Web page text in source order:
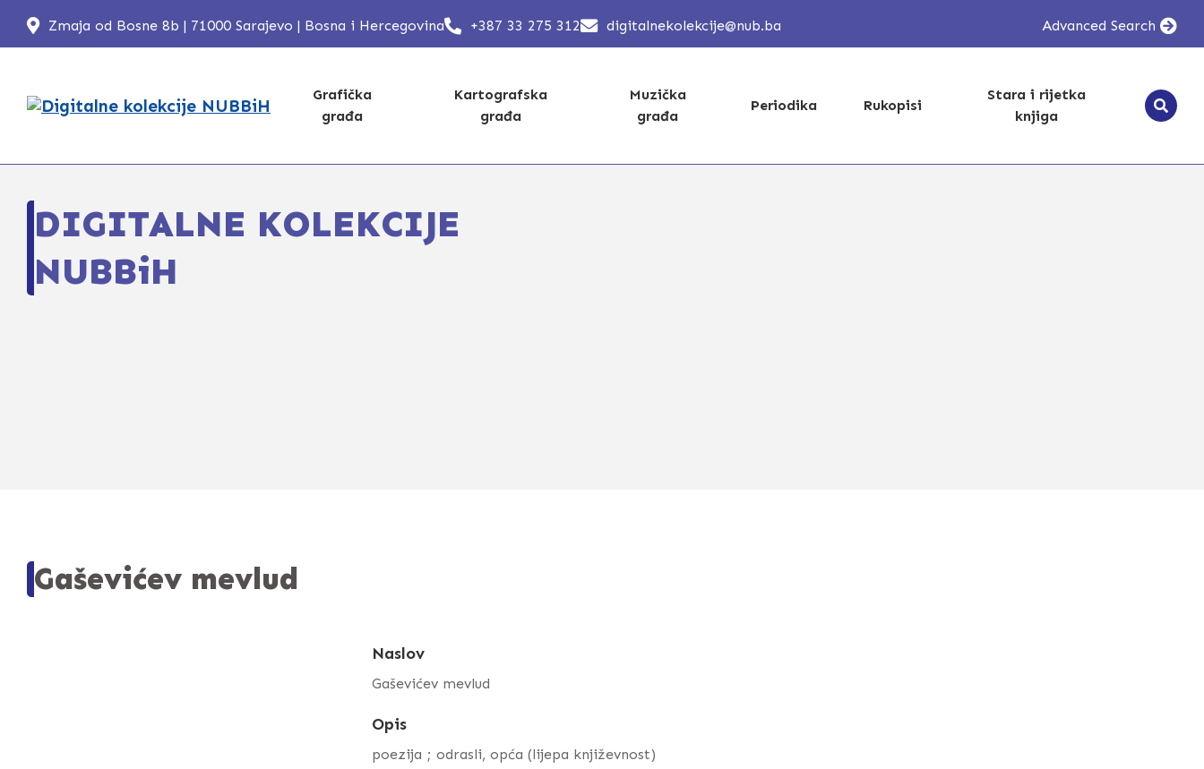
Zmaja od Bosne 8b | 71000 Sarajevo | Bosna i Hercegovina +387 33 275 312 digitalnekolekcije@nub.ba Advanced Search
Grafička
građa
Kartografska
građa
Muzička
građa
Periodika Rukopisi
Stara i rijetka
knjiga
DIGITALNE KOLEKCIJE
NUBBiH
Gaševićev mevlud
Naslov
Gaševićev mevlud
Opis
poezija ; odrasli, opća (lijepa književnost)